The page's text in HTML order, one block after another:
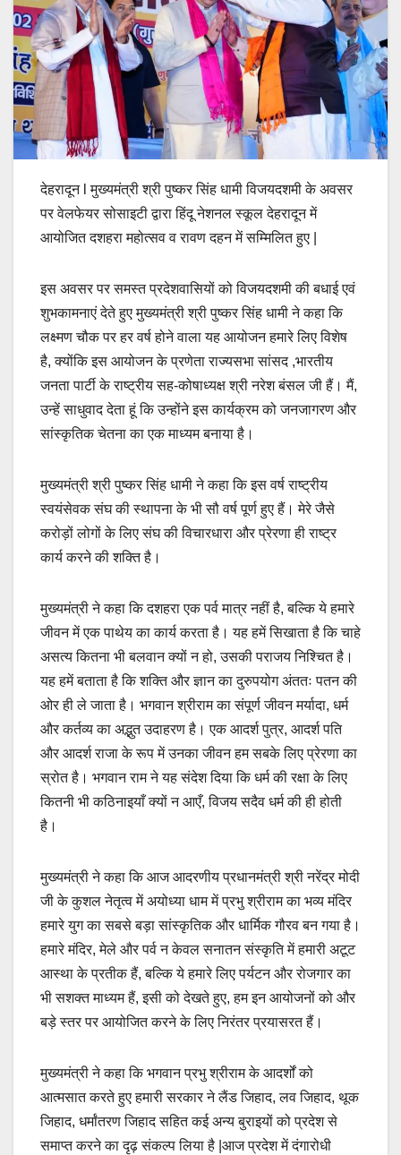
देहरादून l मुख्यमंत्री श्री पुष्कर सिंह धामी विजयदशमी के अवसर
पर वेलफेयर सोसाइटी द्वारा हिंदू नेशनल स्कूल देहरादून में
आयोजित दशहरा महोत्सव व रावण दहन में सम्मिलित हुए |
इस अवसर पर समस्त प्रदेशवासियों को विजयदशमी की बधाई एवं
शुभकामनाएं देते हुए मुख्यमंत्री श्री पुष्कर सिंह धामी ने कहा कि
लक्ष्मण चौक पर हर वर्ष होने वाला यह आयोजन हमारे लिए विशेष
है, क्योंकि इस आयोजन के प्रणेता राज्यसभा सांसद ,भारतीय
जनता पार्टी के राष्ट्रीय सह-कोषाध्यक्ष श्री नरेश बंसल जी हैं। मैं,
उन्हें साधुवाद देता हूं कि उन्होंने इस कार्यक्रम को जनजागरण और
सांस्कृतिक चेतना का एक माध्यम बनाया है।
मुख्यमंत्री श्री पुष्कर सिंह धामी ने कहा कि इस वर्ष राष्ट्रीय
स्वयंसेवक संघ की स्थापना के भी सौ वर्ष पूर्ण हुए हैं। मेरे जैसे
करोड़ों लोगों के लिए संघ की विचारधारा और प्रेरणा ही राष्ट्र
कार्य करने की शक्ति है।
मुख्यमंत्री ने कहा कि दशहरा एक पर्व मात्र नहीं है, बल्कि ये हमारे
जीवन में एक पाथेय का कार्य करता है। यह हमें सिखाता है कि चाहे
असत्य कितना भी बलवान क्यों न हो, उसकी पराजय निश्चित है।
यह हमें बताता है कि शक्ति और ज्ञान का दुरुपयोग अंततः पतन की
ओर ही ले जाता है। भगवान श्रीराम का संपूर्ण जीवन मर्यादा, धर्म
और कर्तव्य का अद्भुत उदाहरण है। एक आदर्श पुत्र, आदर्श पति
और आदर्श राजा के रूप में उनका जीवन हम सबके लिए प्रेरणा का
स्रोत है। भगवान राम ने यह संदेश दिया कि धर्म की रक्षा के लिए
कितनी भी कठिनाइयाँ क्यों न आएँ, विजय सदैव धर्म की ही होती
है।
मुख्यमंत्री ने कहा कि आज आदरणीय प्रधानमंत्री श्री नरेंद्र मोदी
जी के कुशल नेतृत्व में अयोध्या धाम में प्रभु श्रीराम का भव्य मंदिर
हमारे युग का सबसे बड़ा सांस्कृतिक और धार्मिक गौरव बन गया है।
हमारे मंदिर, मेले और पर्व न केवल सनातन संस्कृति में हमारी अटूट
आस्था के प्रतीक हैं, बल्कि ये हमारे लिए पर्यटन और रोजगार का
भी सशक्त माध्यम हैं, इसी को देखते हुए, हम इन आयोजनों को और
बड़े स्तर पर आयोजित करने के लिए निरंतर प्रयासरत हैं।
मुख्यमंत्री ने कहा कि भगवान प्रभु श्रीराम के आदर्शों को
आत्मसात करते हुए हमारी सरकार ने लैंड जिहाद, लव जिहाद, थूक
जिहाद, धर्मांतरण जिहाद सहित कई अन्य बुराइयों को प्रदेश से
समाप्त करने का दृढ़ संकल्प लिया है |आज प्रदेश में दंगारोधी